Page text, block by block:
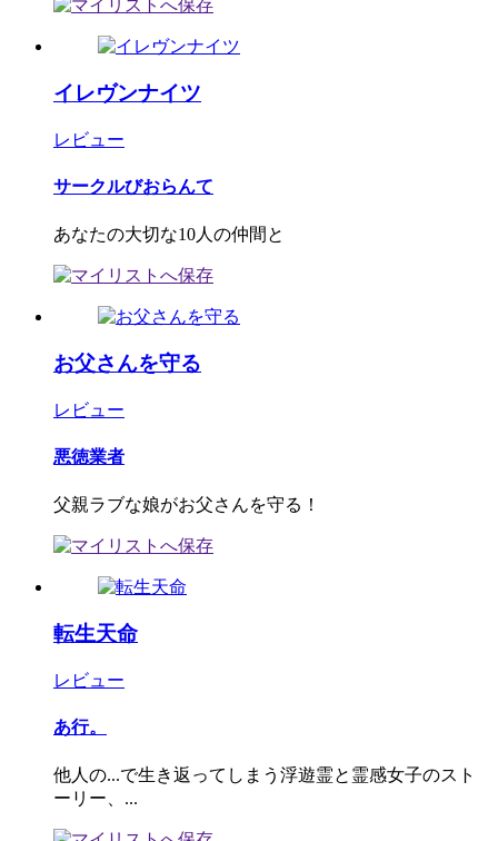
イレヴンナイツ
レビュー
サークルびおらんて
あなたの大切な10人の仲間と
お父さんを守る
レビュー
悪徳業者
父親ラブな娘がお父さんを守る！
転生天命
レビュー
あ行。
他人の...で生き返ってしまう浮遊霊と霊感女子のスト
ーリー、...